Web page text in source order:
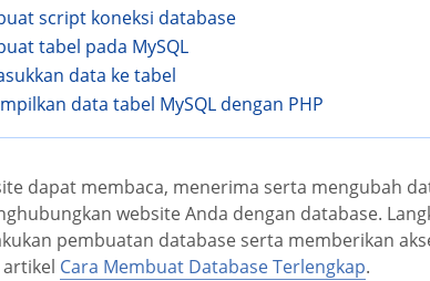
script koneksi database
tabel pada MySQL
data ke tabel
data tabel MySQL dengan PHP
dapat membaca, menerima serta mengubah
website Anda dengan database.
pembuatan database serta memberikan
Cara Membuat Database Terlengkap.